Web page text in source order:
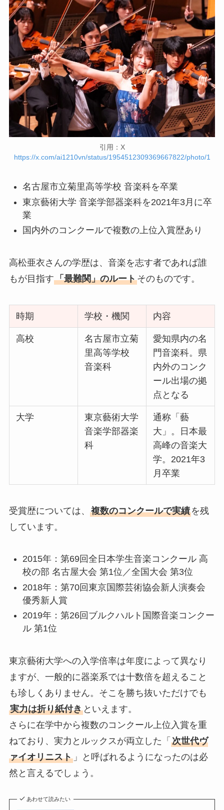
引用：X
https://x.com/ai1210vn/status/1954512309369667822/photo/1
名古屋市立菊里高等学校 音楽科を卒業
東京藝術大学 音楽学部器楽科を2021年3月に卒
業
国内外のコンクールで複数の上位入賞歴あり
高松亜衣さんの学歴は、音楽を志す者であれば誰
もが目指す「最難関」のルートそのものです。
時期 学校・機関 内容
高校
名古屋市立菊
里高等学校
音楽科
愛知県内の名
門音楽科。県
内外のコンク
ール出場の拠
点となる
大学
東京藝術大学
音楽学部器楽
科
通称「藝
大」。日本最
高峰の音楽大
学。2021年3
月卒業
受賞歴については、 複数のコンクールで実績を残
しています。
2015年：第69回全日本学生音楽コンクール 高
校の部 名古屋大会 第1位／全国大会 第3位
2018年：第70回東京国際芸術協会新人演奏会
優秀新人賞
2019年：第26回ブルクハルト国際音楽コンクー
ル 第1位
東京藝術大学への入学倍率は年度によって異なり
ますが、一般的に器楽系では十数倍を超えること
も珍しくありません。そこを勝ち抜いただけでも
実力は折り紙付きといえます。
さらに在学中から複数のコンクール上位入賞を重
ねており、実力とルックスが両立した「 次世代ヴ
ァイオリニスト」と呼ばれるようになったのは必
然と言えるでしょう。
あわせて読みたい